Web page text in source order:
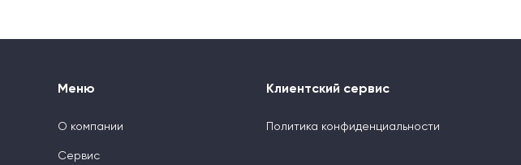
Меню
О компании
Сервис
Клиентский сервис
Политика конфиденциальности